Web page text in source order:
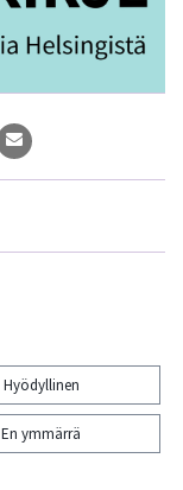
Hyödyllinen
En ymmärrä